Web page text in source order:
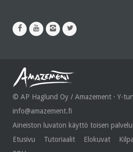
© AP Haglund Oy / Amazement · Y-
info@amazement.fi
Aineiston luvaton käyttö toisen
Etusivu
Tutoriaalit Elokuvat